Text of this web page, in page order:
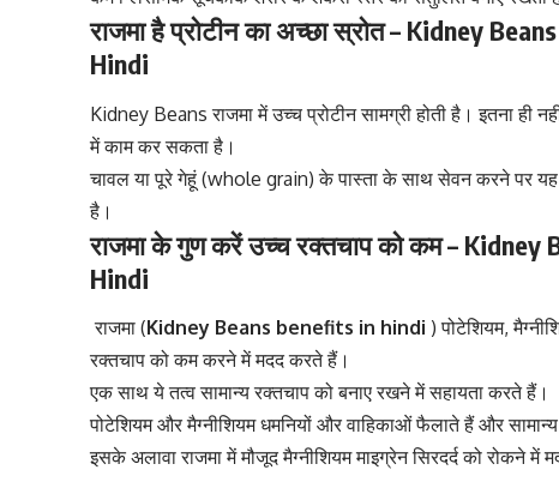
राजमा है प्रोटीन का अच्छा स्रोत – Kidney
Hindi
Kidney Beans राजमा में उच्च प्रोटीन सामग्री होती है। इतना ही
में काम कर सकता है।
चावल या पूरेगेहूं (whole grain) के पास्ता के साथ सेवन करने पर यह
है।
राजमा के गुण करें उच्च रक्तचाप को कम – Kidney
Hindi
राजमा (Kidney Beans benefits in hindi ) पोटेशियम,
रक्तचाप को कम करने में मदद करते हैं।
एक साथ ये तत्वसामान्य रक्तचाप को बनाए रखने में सहायता करते हैं।
पोटेशियम और मैग्नीशियम धमनियों और वाहिकाओं फैलाते हैं और
इसके अलावा राजमा में मौजूद मैग्नीशियम माइग्रेन सिरदर्द को रोकने में